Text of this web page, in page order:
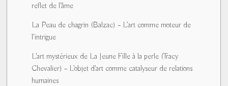
reflet de l’âme
La Peau de chagrin (Balzac) – L’art comme moteur de
l’intrigue
L’art mystérieux de La Jeune Fille à la perle (Tracy
Chevalier) – L’objet d’art comme catalyseur de relations
humaines